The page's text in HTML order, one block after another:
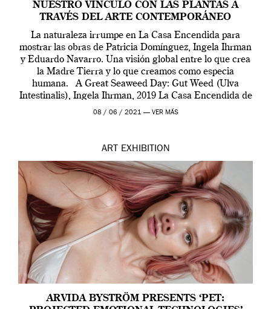
NUESTRO VÍNCULO CON LAS PLANTAS A
TRAVÉS DEL ARTE CONTEMPORÁNEO
La naturaleza irrumpe en La Casa Encendida para
mostrar las obras de Patricia Domínguez, Ingela Ihrman
y Eduardo Navarro. Una visión global entre lo que crea
la Madre Tierra y lo que creamos como especia
humana. A Great Seaweed Day: Gut Weed (Ulva
Intestinalis), Ingela Ihrman, 2019 La Casa Encendida de
Madrid y la Wellcome […]
08 / 06 / 2021 — VER MÁS
ART EXHIBITION
ARVIDA BYSTRÖM PRESENTS ‘PET: